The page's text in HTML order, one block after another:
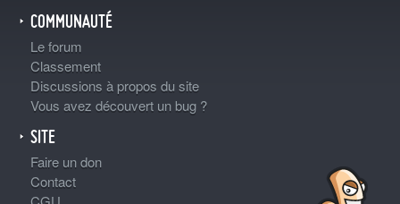
COMMUNAUTÉ
Le forum
Classement
Discussions à propos du site
Vous avez découvert un bug ?
SITE
Faire un don
Contact